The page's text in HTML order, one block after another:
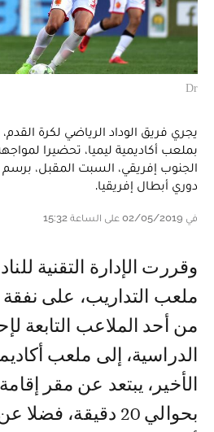
Dr
يجري فريق الوداد الرياضي لكرة
بملعب أكاديمية ليميا، تحضيرا
الجنوب إفريقي، السبت المقبل،
دوري أبطال إفريقيا.
في 02/05/2019 على الساعة 15:32
وقررت الإدارة التقنية للنادي الأحمر تغيير
ملعب التداريب، على نفقة
من أحد الملاعب التابعة
الأخير، يبتعد عن مقر إقامة
بحوالي 20 دقيقة،